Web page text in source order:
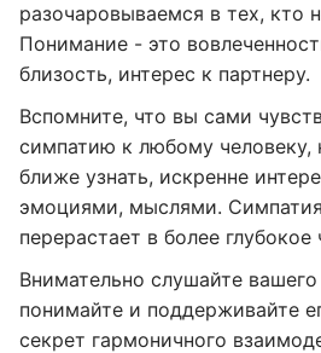
разочаровываемся в тех, кто
Понимание - это
близость, интерес к партнеру.
Вспомните, что вы сами
симпатию к любому человеку,
ближе узнать, искренне
эмоциями, мыслями.
перерастает в более
Внимательно слушайте
понимайте и поддерживайте
секрет гармоничного